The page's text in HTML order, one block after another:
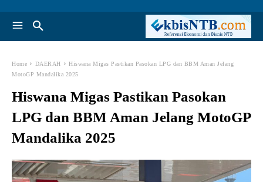
Home DAERAH
Hiswana Migas Pastikan Pasokan LPG dan BBM Aman Jelang
MotoGP Mandalika 2025
Hiswana Migas Pastikan Pasokan
LPG dan BBM Aman Jelang MotoGP
Mandalika 2025